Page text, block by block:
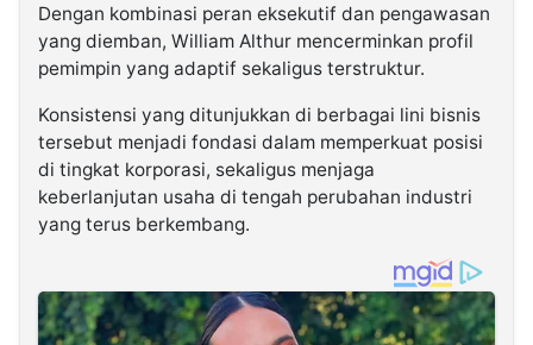
Dengan kombinasi peran eksekutif dan pengawasan
yang diemban, William Althur mencerminkan profil
pemimpin yang adaptif sekaligus terstruktur.
Konsistensi yang ditunjukkan di berbagai lini bisnis
tersebut menjadi fondasi dalam memperkuat posisi
di tingkat korporasi, sekaligus menjaga
keberlanjutan usaha di tengah perubahan industri
yang terus berkembang.